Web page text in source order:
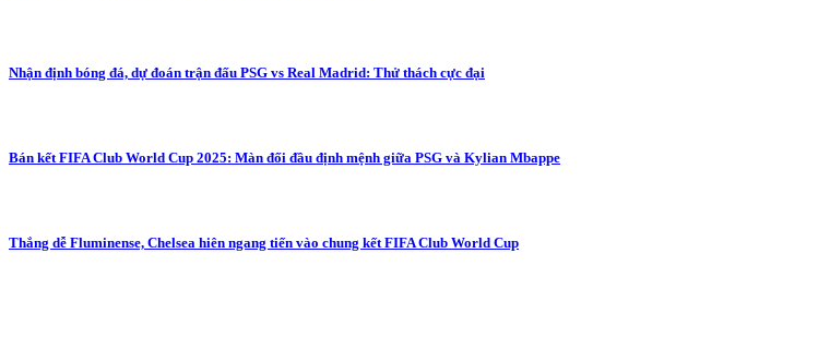
Nhận định bóng đá, dự đoán trận đấu PSG vs Real Madrid: Thử thách cực đại
Bán kết FIFA Club World Cup 2025: Màn đối đầu định mệnh giữa PSG và Kylian Mbappe
Thắng dễ Fluminense, Chelsea hiên ngang tiến vào chung kết FIFA Club World Cup